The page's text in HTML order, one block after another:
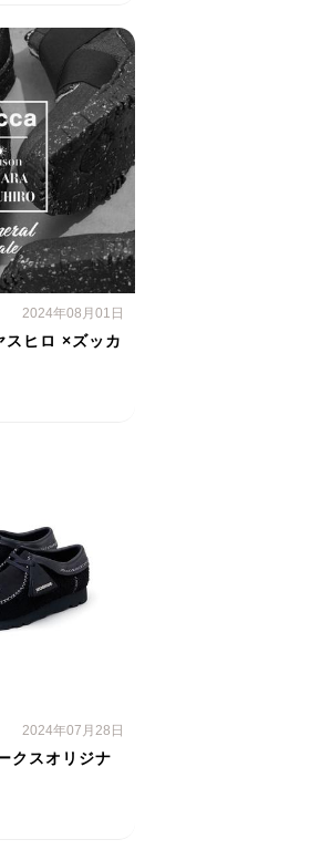
2024年08月01日
スヒロ ×ズッカ
2024年07月28日
クスオリジナ